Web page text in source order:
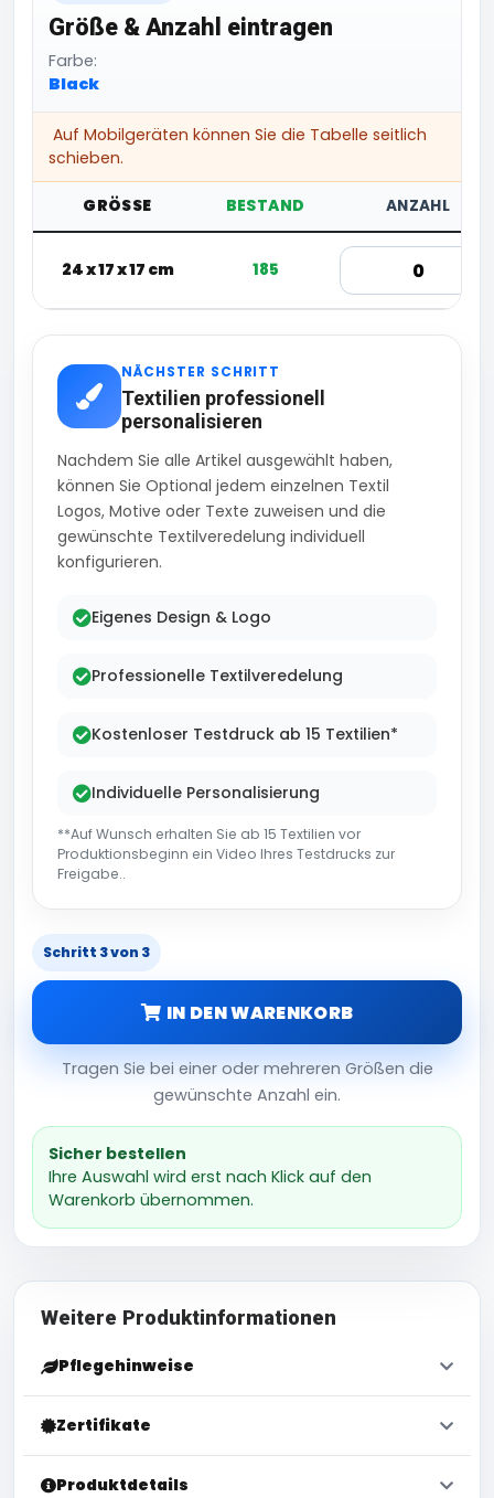
Größe & Anzahl eintragen
Farbe:
Black
Auf Mobilgeräten können Sie die Tabelle seitlich
schieben.
GRÖSSE BESTAND ANZAHL
24 x 17 x 17 cm 185
NÄCHSTER SCHRITT
Textilien professionell
personalisieren
Nachdem Sie alle Artikel ausgewählt haben,
können Sie Optional jedem einzelnen Textil
Logos, Motive oder Texte zuweisen und die
gewünschte Textilveredelung individuell
konfigurieren.
Eigenes Design & Logo
Professionelle Textilveredelung
Kostenloser Testdruck ab 15 Textilien*
Individuelle Personalisierung
**Auf Wunsch erhalten Sie ab 15 Textilien vor
Produktionsbeginn ein Video Ihres Testdrucks zur
Freigabe..
Schritt 3 von 3
IN DEN WARENKORB
Tragen Sie bei einer oder mehreren Größen die
gewünschte Anzahl ein.
Sicher bestellen
Ihre Auswahl wird erst nach Klick auf den
Warenkorb übernommen.
Weitere Produktinformationen
Pflegehinweise
Zertifikate
Produktdetails